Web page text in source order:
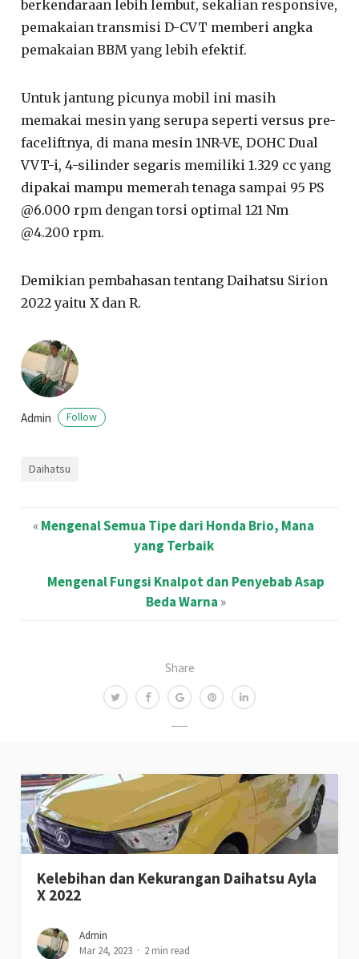
Share
berkendaraan lebih lembut, sekalian responsive,
pemakaian transmisi D-CVT memberi angka
pemakaian BBM yang lebih efektif.
Untuk jantung picunya mobil ini masih
memakai mesin yang serupa seperti versus pre-
faceliftnya, di mana mesin 1NR-VE, DOHC Dual
VVT-i, 4-silinder segaris memiliki 1.329 cc yang
dipakai mampu memerah tenaga sampai 95 PS
@6.000 rpm dengan torsi optimal 121 Nm
@4.200 rpm.
Demikian pembahasan tentang Daihatsu Sirion
2022 yaitu X dan R.
Admin Follow
Daihatsu
«Mengenal Semua Tipe dari Honda Brio, Mana
yang Terbaik
Mengenal Fungsi Knalpot dan Penyebab Asap
Beda Warna »
Kelebihan dan Kekurangan Daihatsu Ayla
X 2022
Admin
Mar 24, 2023
2 min read